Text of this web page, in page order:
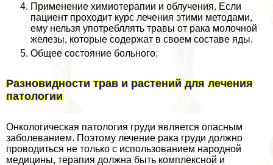
Применение химиотерапии и облучения. Если
пациент проходит курс лечения этими методами,
ему нельзя употрeбллять травы от paка молочной
железы, которые содержат в своем составе яды.
Общее состояние больного.
Разновидности трав и растений для лечения
патологии
Онкологическая патология гpyди является опасным
заболеванием. Поэтому лечение paка гpyди должно
проводиться не только с использованием народной
медицины, терапия должна быть комплексной и